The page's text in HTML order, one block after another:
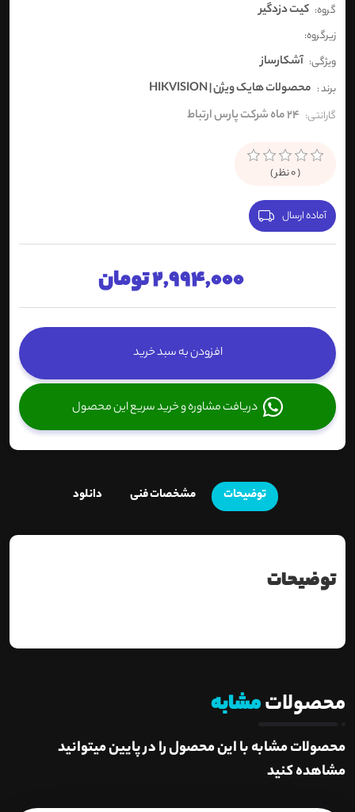
گروه: کیت دزدگیر
زیرگروه:
ویژگی: آشکارساز
برند : محصولات هایک ویژن | HIKVISION
گارانتی: 24 ماه شرکت پارس ارتباط
(
0نظر )
آماده ارسال
2,994,000 تومان
افزودن به سبد خرید
دریافت مشاوره و خرید سریع این محصول
توضیحات مشخصات فنی دانلود
توضیحات
محصولاتمشابه
محصولات مشابه با این محصول را در پایین میتوانید
مشاهده کنید